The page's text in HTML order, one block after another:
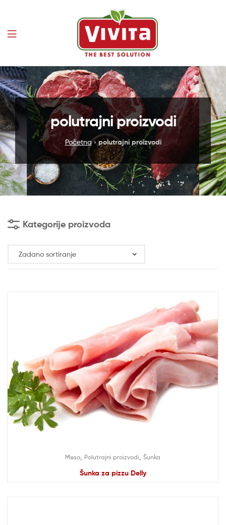
Vivita
polutrajni proizvodi
Početna›polutrajni proizvodi
Kategorije proizvoda
Meso Polutrajni proizvodi Šunka
Šunka za pizzu Delly